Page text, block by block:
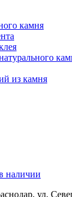
камня
из камня
наличии
ул.